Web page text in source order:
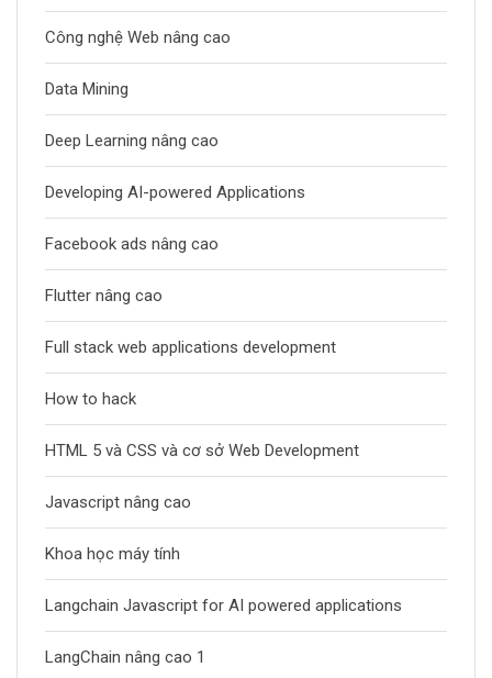
Công nghệ Web nâng cao
Data Mining
Deep Learning nâng cao
Developing AI-powered Applications
Facebook ads nâng cao
Flutter nâng cao
Full stack web applications development
How to hack
HTML 5 và CSS và cơ sở Web Development
Javascript nâng cao
Khoa học máy tính
Langchain Javascript for AI powered applications
LangChain nâng cao 1